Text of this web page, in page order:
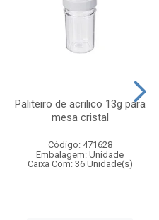
Paliteiro de acrilico 13g para
mesa cristal
Código: 471628
Embalagem: Unidade
Caixa Com: 36 Unidade(s)